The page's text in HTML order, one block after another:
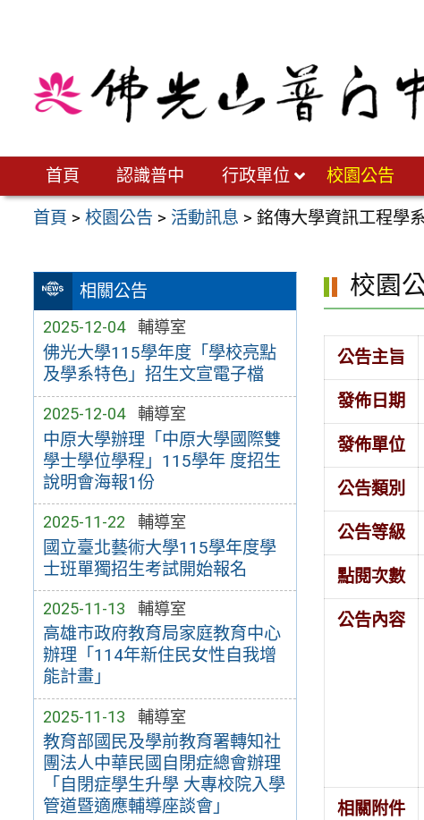
首頁 認識普中 行政單位 校園公告
首頁 >校園公告 > 活動訊息 >銘傳大學資訊工程學
相關公告
2025-12-04 輔導室
佛光大學115學年度「學校亮點
及學系特色」招生文宣電子檔
2025-12-04 輔導室
中原大學辦理「中原大學國際雙
學士學位學程」115學年 度招生
說明會海報1份
2025-11-22 輔導室
國立臺北藝術大學115學年度學
士班單獨招生考試開始報名
2025-11-13 輔導室
高雄市政府教育局家庭教育中心
辦理「114年新住民女性自我增
能計畫」
2025-11-13 輔導室
教育部國民及學前教育署轉知社
團法人中華民國自閉症總會辦理
「自閉症學生升學 大專校院入學
管道暨適應輔導座談會」
校園
公告主旨
發佈日期
發佈單位
公告類別
公告等級
點閱次數
公告內容
相關附件